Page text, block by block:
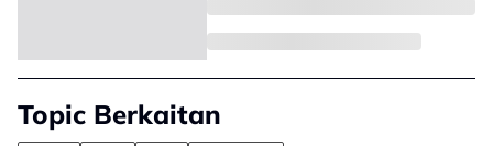
Topic Berkaitan